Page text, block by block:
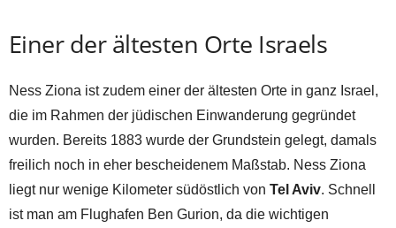
Einer der ältesten Orte Israels
Ness Ziona ist zudem einer der ältesten Orte in ganz Israel,
die im Rahmen der jüdischen Einwanderung gegründet
wurden. Bereits 1883 wurde der Grundstein gelegt, damals
freilich noch in eher bescheidenem Maßstab. Ness Ziona
liegt nur wenige Kilometer südöstlich von Tel Aviv. Schnell
ist man am Flughafen Ben Gurion, da die wichtigen